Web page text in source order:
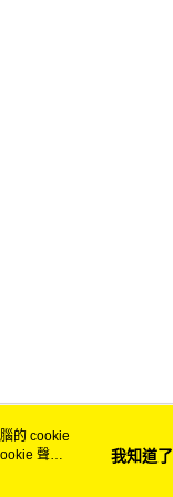
的 cookie
聲明
我知道了